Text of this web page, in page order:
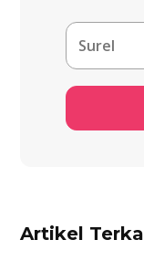
Artikel